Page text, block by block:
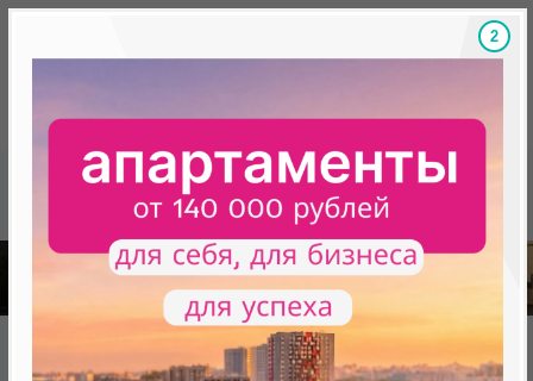
Скидки на новостройки, бонусы Готовые
База новостроек Минска
Жилой дом 3.2 "Антоновский квартал"
1